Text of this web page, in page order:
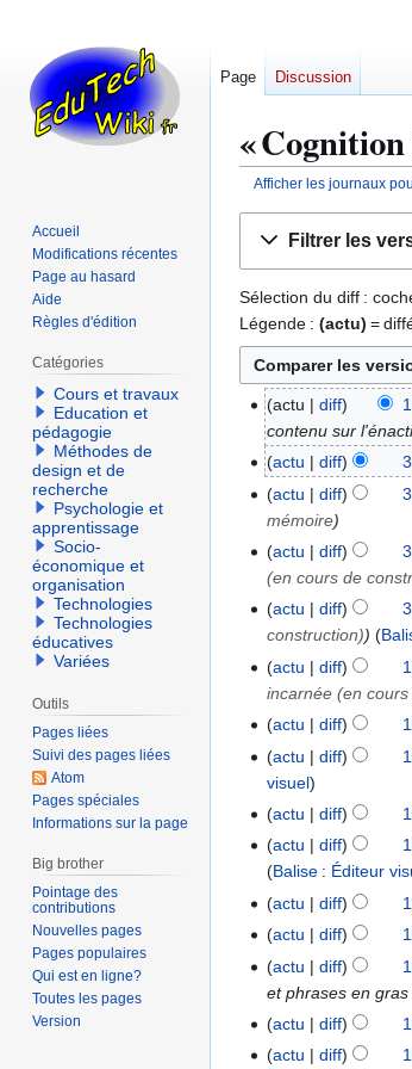
«
Afficher les journaux
navigation
recherche
Filtrer les
Sélection du diff :
Légende : (actu) =
actu diff
contenu sur
actu diff
actu
diff
mémoire
actu
diff
(en cours de
actu
diff
construction)
actu diff
incarnée (en
actu diff
A
u
n
r
é
s
u
m
d
e
actu
diff
visuel
actu
diff
actu
diff
Balise : Éditeur
actu
diff
A
c
n
r
actu diff
A
u
n
actu diff
et phrases en gras
actu
diff
Aactu
diff
Page Discussion
Accueil
Modifications récentes
Page au hasard
Aide
Règles d'édition
Catégories
Cours et travaux
Education et
pédagogie
Méthodes de
design et de
recherche
Psychologie et
apprentissage
Socio-
économique et
organisation
Technologies
Technologies
éducatives
Variées
Outils
Pages liées
Suivi des pages liées
Atom
Pages spéciales
Informations sur la page
Big brother
Pointage des
contributions
Nouvelles pages
Pages populaires
Qui est en ligne?
Toutes les pages
Version